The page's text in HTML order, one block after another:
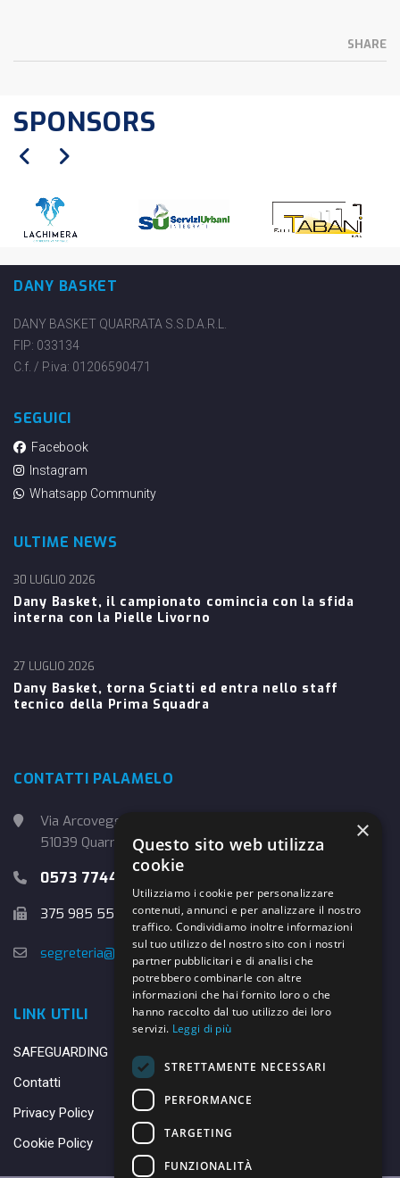
SHARE
SPONSORS
DANY BASKET
DANY BASKET QUARRATA S.S.D.A.R.L.
FIP: 033134
C.f. / P.iva: 01206590471
SEGUICI
Facebook
Instagram
Whatsapp Community
ULTIME NEWS
Dany Basket, il campionato comincia con la sfida
interna con la Pielle Livorno
30 LUGLIO 2026
Dany Basket, torna Sciatti ed entra nello staff
tecnico della Prima Squadra
27 LUGLIO 2026
CONTATTI PALAMELO
Via Arcoveggio, 4
51039 Quarrata (PT)
0573 774457
375 985 5526
segreteria@danybasket.it
LINK UTILI
SAFEGUARDING
Contatti
Privacy Policy
Cookie Policy
×
Questo sito web utilizza
cookie
Utilizziamo i cookie per personalizzare
contenuti, annunci e per analizzare il nostro
traffico. Condividiamo inoltre informazioni
sul tuo utilizzo del nostro sito con i nostri
partner pubblicitari e di analisi che
potrebbero combinarle con altre
informazioni che hai fornito loro o che
hanno raccolto dal tuo utilizzo dei loro
servizi. Leggi di più
STRETTAMENTE NECESSARI
PERFORMANCE
TARGETING
FUNZIONALITÀ